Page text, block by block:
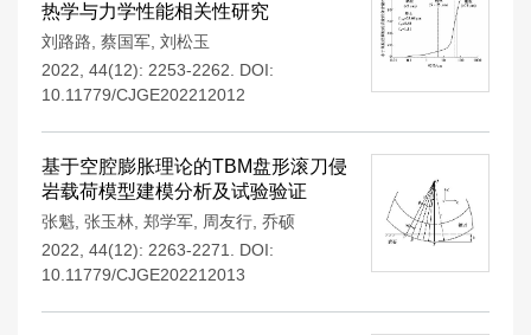
热学与力学性能相关性研究
刘路路 蔡国军 刘松玉
2022, 44(12): 2253-2262.
DOI:
10.11779/CJGE202212012
基于空腔膨胀理论的TBM盘形滚刀侵
岩载荷模型建模分析及试验验证
张魁 张玉林 郑学军 周友行 乔硕
2022, 44(12): 2263-2271.
DOI:
10.11779/CJGE202212013